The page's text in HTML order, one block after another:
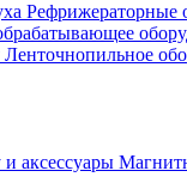
Рефрижераторные
Ленточнопильное